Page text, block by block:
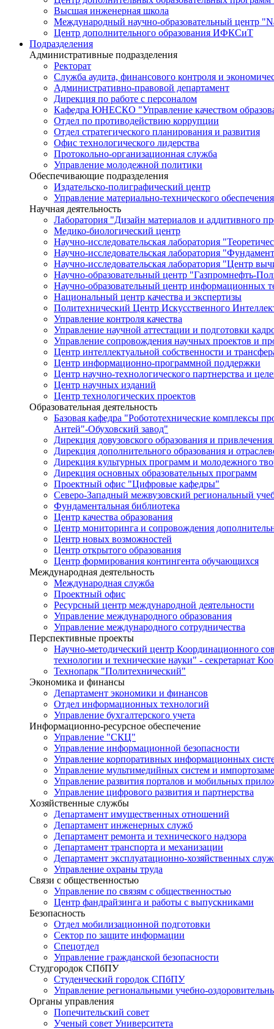
Высшая инженерная школа
Международный научно-образовательный центр
Центр дополнительного образования ИФКСиТ
Подразделения
Административные подразделения
Ректорат
Служба аудита, финансового контроля и
Административно-правовой департамент
Дирекция по работе с персоналом
Кафедра ЮНЕСКО "Управление качеством
Отдел по противодействию коррупции
Отдел стратегического планирования и развития
Офис технологического лидерства
Протокольно-организационная служба
Управление молодежной политики
Обеспечивающие подразделения
Издательско-полиграфический центр
Управление материально-технического обеспечения
Научная деятельность
Лаборатория "Дизайн материалов и аддитивного
Медико-биологический центр
Научно-исследовательская лаборатория
Научно-исследовательская лаборатория
Научно-исследовательская лаборатория "Центр
Научно-образовательный центр "Газпромнефть-
Научно-образовательный центр информационных
Национальный центр качества и экспертизы
Политехнический Центр Искусственного
Управление контроля качества
Управление научной аттестации и подготовки
Управление сопровождения научных проектов и
Центр интеллектуальной собственности и
Центр информационно-программной поддержки
Центр научно-технологического партнерства и
Центр научных изданий
Центр технологических проектов
Образовательная деятельность
Базовая кафедра "Робототехнические комплексы
Антей"-Обуховский завод"
Дирекция довузовского образования и привлечения
Дирекция дополнительного образования и
Дирекция культурных программ и молодежного
Дирекция основных образовательных программ
Проектный офис "Цифровые кафедры"
Северо-Западный межвузовский региональный
Фундаментальная библиотека
Центр качества образования
Центр мониторинга и сопровождения
Центр новых возможностей
Центр открытого образования
Центр формирования контингента обучающихся
Международная деятельность
Международная служба
Проектный офис
Ресурсный центр международной деятельности
Управление международного образования
Управление международного сотрудничества
Перспективные проекты
Научно-методический центр Координационного
технологии и технические науки" - секретариат
Технопарк "Политехнический"
Экономика и финансы
Департамент экономики и финансов
Отдел информационных технологий
Управление бухгалтерского учета
Информационно-ресурсное обеспечение
Управление "СКЦ"
Управление информационной безопасности
Управление корпоративных информационных
Управление мультимедийных систем и
Управление развития порталов и мобильных
Управление цифрового развития и партнерства
Хозяйственные службы
Департамент имущественных отношений
Департамент инженерных служб
Департамент ремонта и технического надзора
Департамент транспорта и механизации
Департамент эксплуатационно-хозяйственных
Управление охраны труда
Связи с общественностью
Управление по связям с общественностью
Центр фандрайзинга и работы с выпускниками
Безопасность
Отдел мобилизационной подготовки
Сектор по защите информации
Спецотдел
Управление гражданской безопасности
Студгородок СПбПУ
Студенческий городок СПбПУ
Управление региональными учебно-
Органы управления
Попечительский совет
Ученый совет Университета